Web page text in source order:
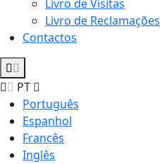
Livro de Visitas
Livro de Reclamações
Contactos
PT
Português
Espanhol
Francês
Inglês